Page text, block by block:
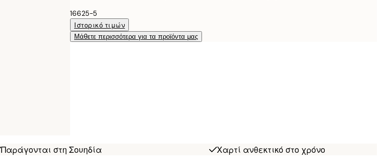
16625-5
Ιστορικό τιμών
Μάθετε περισσότερα για τα προϊόντα μας
Παράγονται στη Σουηδία Χαρτί ανθεκτικό στο χρόνο